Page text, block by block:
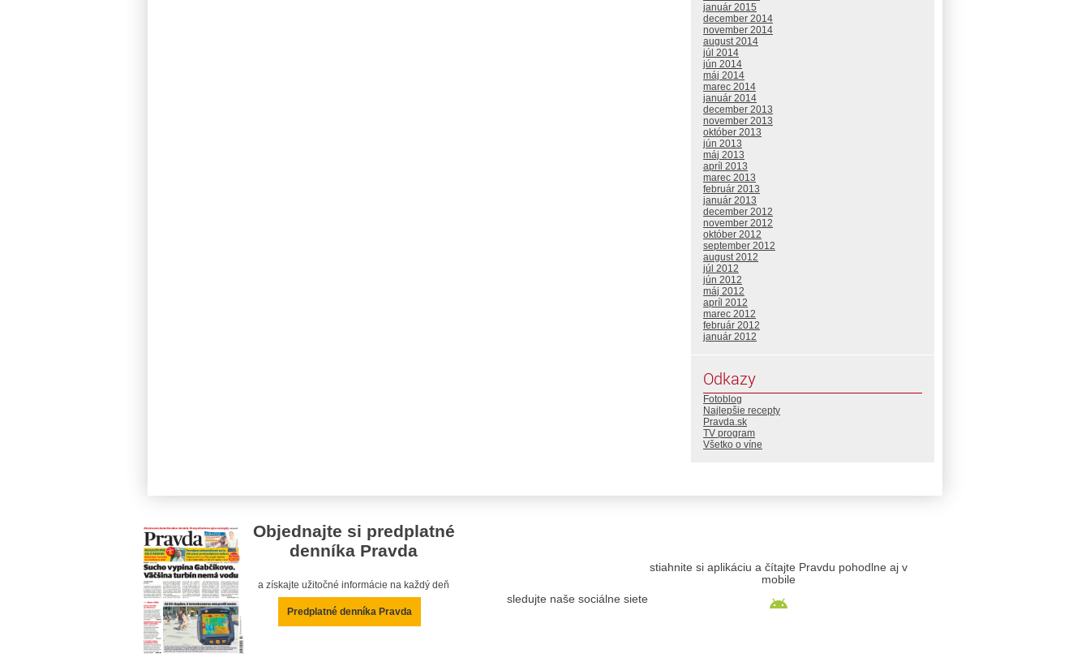
január 2015
december 2014
november 2014
august 2014
júl 2014
jún 2014
máj 2014
marec 2014
január 2014
december 2013
november 2013
október 2013
jún 2013
máj 2013
apríl 2013
marec 2013
február 2013
január 2013
december 2012
november 2012
október 2012
september 2012
august 2012
júl 2012
jún 2012
máj 2012
apríl 2012
marec 2012
február 2012
január 2012
Odkazy
Fotoblog
Najlepšie recepty
Pravda.sk
TV program
Všetko o víne
Objednajte si predplatné
denníka Pravda
a získajte užitočné informácie na každý deň
Predplatné denníka Pravda
sledujte naše sociálne siete
stiahnite si aplikáciu a čítajte Pravdu pohodlne aj v
mobile